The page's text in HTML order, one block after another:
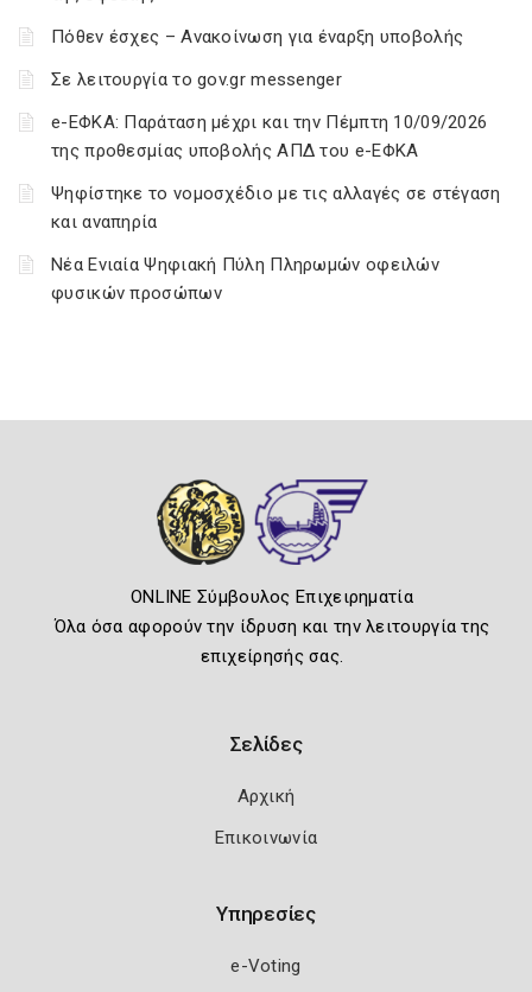
Πόθεν έσχες – Ανακοίνωση για έναρξη υποβολής
Σε λειτουργία το gov.gr messenger
e-ΕΦΚΑ: Παράταση μέχρι και την Πέμπτη 10/09/2026
της προθεσμίας υποβολής ΑΠΔ του e-ΕΦΚΑ
Ψηφίστηκε το νομοσχέδιο με τις αλλαγές σε στέγαση
και αναπηρία
Νέα Ενιαία Ψηφιακή Πύλη Πληρωμών οφειλών
φυσικών προσώπων
ONLINE Σύμβουλος Επιχειρηματία
Όλα όσα αφορούν την ίδρυση και την λειτουργία της
επιχείρησής σας.
Σελίδες
Αρχική
Επικοινωνία
Υπηρεσίες
e-Voting